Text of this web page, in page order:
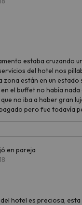
estaba cruzando
del hotel nos
zona están en un estado
el buffet no había nada
no iba a haber gran
pero fue todavía
en pareja
hotel es preciosa,